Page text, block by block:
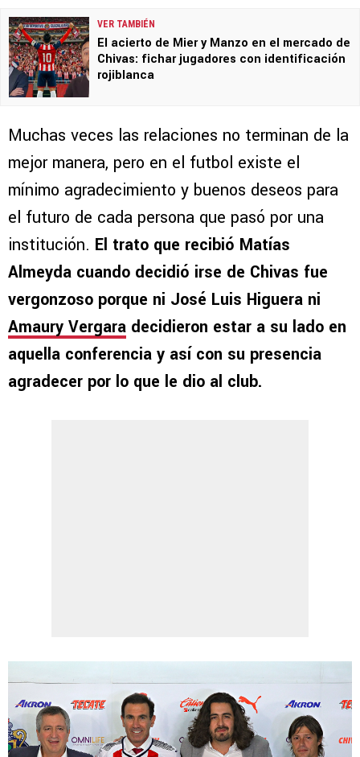
VER TAMBIÉN
El acierto de Mier y Manzo en el mercado de
Chivas: fichar jugadores con identificación
rojiblanca
Muchas veces las relaciones no terminan de la
mejor manera, pero en el futbol existe el
mínimo agradecimiento y buenos deseos para
el futuro de cada persona que pasó por una
institución. El trato que recibió Matías
Almeyda cuando decidió irse de Chivas fue
vergonzoso porque ni José Luis Higuera ni
Amaury Vergara decidieron estar a su lado en
aquella conferencia y así con su presencia
agradecer por lo que le dio al club.